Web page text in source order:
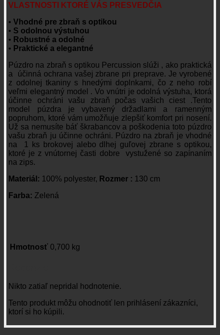
VLASTNOSTI KTORÉ VÁS PRESVEDČIA
• Vhodné pre zbraň s optikou
• S odolnou výstuhou
• Robustné a odolné
• Praktické a elegantné
Púzdro na zbraň s optikou Percussion slúži , ako praktická
a účinná ochrana vašej zbrane pri preprave. Je vyrobené
z odolnej tkaniny s hnedými doplnkami, čo z neho robí
veľmi elegantný model . Vo vnútri je odolná výstuha, ktorá
účinne ochráni vašu zbraň počas vašich ciest .Tento
model púzdra je vybavený držadlami a ramenným
popruhom, ktoré vám umožňuje zlepšiť komfort pri nosení.
Už sa nemusíte báť škrabancov a poškodenia toto púzdro
vašu zbraň ju účinne ochráni. Púzdro na zbraň je vhodné
na 1 ks brokovej alebo dlhej guľovej zbrane s optikou,
ktoré je z vnútornej časti dobre vystužené so zapínaním
na zips.
Materiál: 100% polyester, Rozmer : 130 cm
Farba: Zelená
Hmotnosť 0,700 kg
Nikto zatiaľ nepridal hodnotenie.
Tento produkt môžu ohodnotiť len prihlásení zákazníci,
ktorí si ho kúpili.